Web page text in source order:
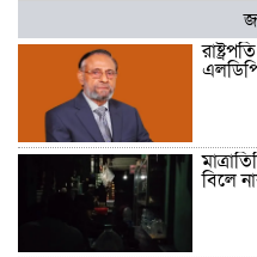
বিলে